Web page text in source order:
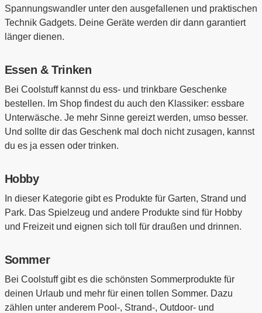
Spannungswandler unter den ausgefallenen und praktischen
Technik Gadgets. Deine Geräte werden dir dann garantiert
länger dienen.
Essen & Trinken
Bei Coolstuff kannst du ess- und trinkbare Geschenke
bestellen. Im Shop findest du auch den Klassiker: essbare
Unterwäsche. Je mehr Sinne gereizt werden, umso besser.
Und sollte dir das Geschenk mal doch nicht zusagen, kannst
du es ja essen oder trinken.
Hobby
In dieser Kategorie gibt es Produkte für Garten, Strand und
Park. Das Spielzeug und andere Produkte sind für Hobby
und Freizeit und eignen sich toll für draußen und drinnen.
Sommer
Bei Coolstuff gibt es die schönsten Sommerprodukte für
deinen Urlaub und mehr für einen tollen Sommer. Dazu
zählen unter anderem Pool-, Strand-, Outdoor- und